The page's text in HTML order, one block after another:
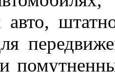
авто,